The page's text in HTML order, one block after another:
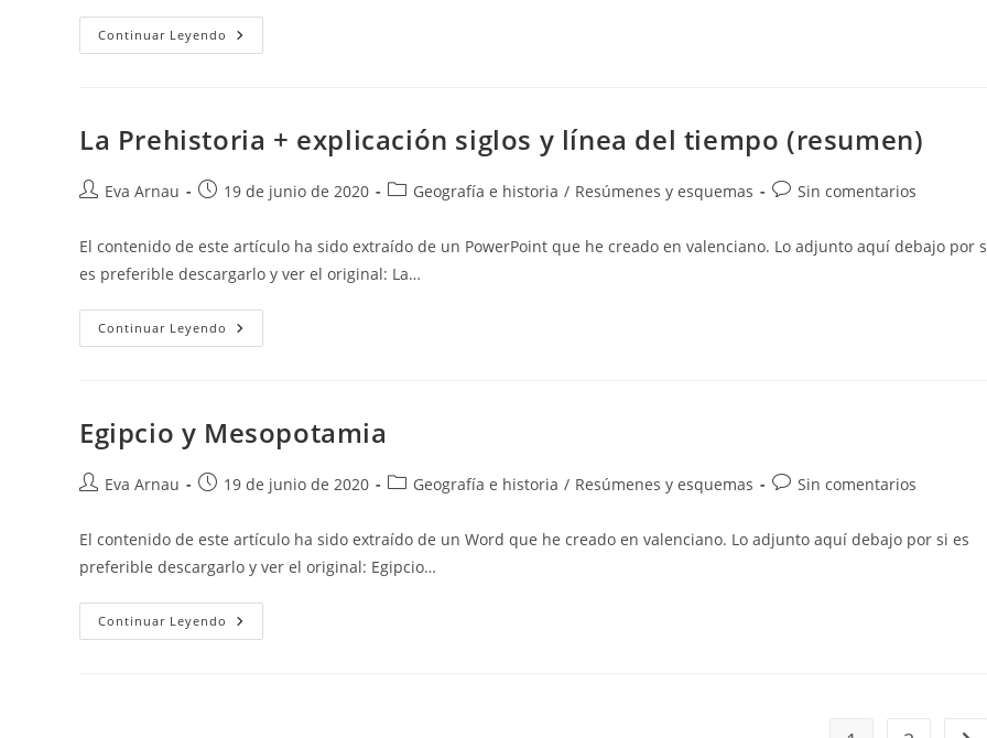
Wh-.
Continuar Leyendo Grecia
La Prehistoria + explicación siglos y línea del tiempo (resumen)
Autor
la
entrada:
Eva Arnau
Publicación
entrada:
19 de junio de 2020
Categoría
la
entrada:
Geografía e historia / Resúmenes y esquemas
Comentarios
la
entrada:
Sin comentarios
El contenido de este artículo ha sido extraído de un PowerPoint que he creado en valenciano. Lo adjunto aquí debajo por
es preferible descargarlo y ver el original: La…
Continuar Leyendo La
Prehistoria
Del
Tiempo
Egipcio y Mesopotamia
Autor
la
entrada:
Eva Arnau
Publicación
entrada:
19 de junio de 2020
Categoría
la
entrada:
Geografía e historia / Resúmenes y esquemas
Comentarios
la
entrada:
Sin comentarios
El contenido de este artículo ha sido extraído de un Word que he creado en valenciano. Lo adjunto aquí debajo por si es
preferible descargarlo y ver el original: Egipcio…
Continuar Leyendo Egipcio
Y